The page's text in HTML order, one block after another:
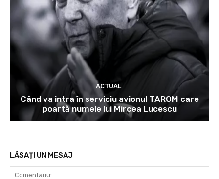
ACTUAL
Când va intra în serviciu avionul TAROM care
poartă numele lui Mircea Lucescu
LĂSAȚI UN MESAJ